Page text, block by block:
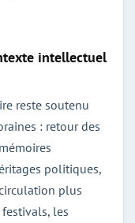
intellectuel
reste soutenu
: retour des
politiques,
plus
les